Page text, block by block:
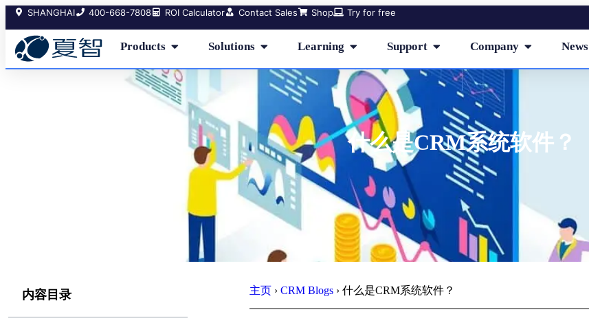
SHANGHAI 400-668-7808 ROI Calculator Contact Sales Shop Try for free
Products Solutions Learning Support Company News
什么是CRM系统软件？
内容目录 主页 › CRM Blogs ›什么是CRM系统软件？